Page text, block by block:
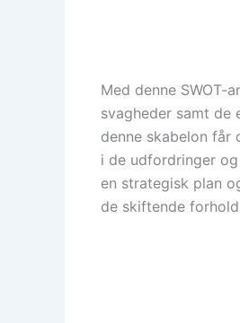
Med denne
svagheder samt de
denne skabelon får
i de udfordringer
en strategisk plan
de skiftende